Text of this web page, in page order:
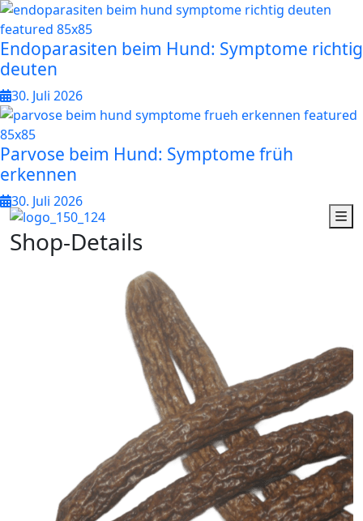
Endoparasiten beim Hund: Symptome richtig
deuten
30. Juli 2026
Parvose beim Hund: Symptome früh
erkennen
30. Juli 2026
Shop-Details